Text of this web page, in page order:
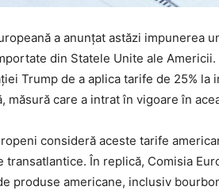
a anunțat astăzi impunerea
din Statele Unite ale
Trump de a aplica tarife de 25%
măsură care a intrat în vigoare în
consideră aceste tarife
transatlantice. În replică, Comisia
produse americane, inclusiv